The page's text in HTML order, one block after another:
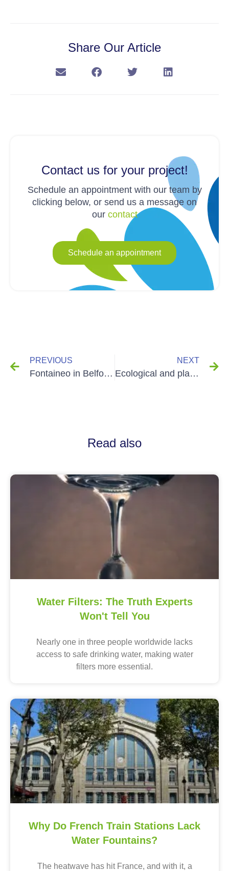
Share Our Article
Contact us for your project!
Schedule an appointment with our team by
clicking below, or send us a message on
our contact
Schedule an appointment
PREVIOUS
Fontaineo in Belfort, a history of festivals
NEXT
Ecological and plant-based gourds are arriving at Fontaineo
Read also
Water Filters: The Truth Experts
Won't Tell You
Nearly one in three people worldwide lacks
access to safe drinking water, making water
filters more essential.
Why Do French Train Stations Lack
Water Fountains?
The heatwave has hit France, and with it, a